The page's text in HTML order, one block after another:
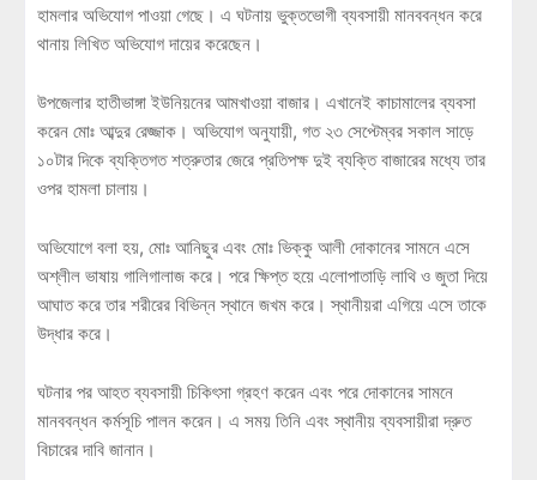
হামলার অভিযোগ পাওয়া গেছে। এ ঘটনায় ভুক্তভোগী ব্যবসায়ী মানববন্ধন করে
থানায় লিখিত অভিযোগ দায়ের করেছেন।
উপজেলার হাতীভাঙ্গা ইউনিয়নের আমখাওয়া বাজার। এখানেই কাচামালের ব্যবসা
করেন মোঃ আব্দুর রেজ্জাক। অভিযোগ অনুযায়ী, গত ২৩ সেপ্টেম্বর সকাল সাড়ে
১০টার দিকে ব্যক্তিগত শত্রুতার জেরে প্রতিপক্ষ দুই ব্যক্তি বাজারের মধ্যে তার
ওপর হামলা চালায়।
অভিযোগে বলা হয়, মোঃ আনিছুর এবং মোঃ ভিক্কু আলী দোকানের সামনে এসে
অশ্লীল ভাষায় গালিগালাজ করে। পরে ক্ষিপ্ত হয়ে এলোপাতাড়ি লাথি ও জুতা দিয়ে
আঘাত করে তার শরীরের বিভিন্ন স্থানে জখম করে। স্থানীয়রা এগিয়ে এসে তাকে
উদ্ধার করে।
ঘটনার পর আহত ব্যবসায়ী চিকিৎসা গ্রহণ করেন এবং পরে দোকানের সামনে
মানববন্ধন কর্মসূচি পালন করেন। এ সময় তিনি এবং স্থানীয় ব্যবসায়ীরা দ্রুত
বিচারের দাবি জানান।